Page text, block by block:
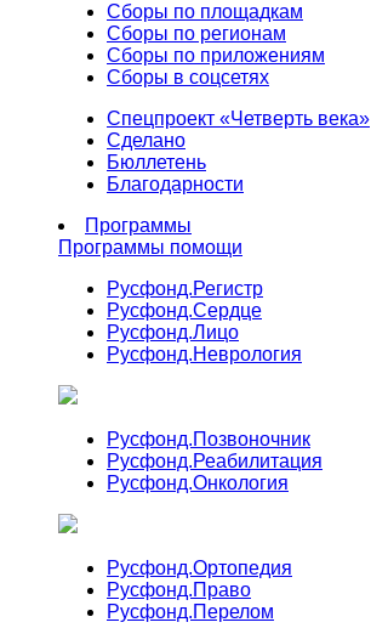
Сборы по площадкам
Сборы по регионам
Сборы по приложениям
Сборы в соцсетях
Спецпроект «Четверть века»
Сделано
Бюллетень
Благодарности
Программы
Программы помощи
Русфонд.Регистр
Русфонд.Сердце
Русфонд.Лицо
Русфонд.Неврология
Русфонд.Позвоночник
Русфонд.Реабилитация
Русфонд.Онкология
Русфонд.Ортопедия
Русфонд.Право
Русфонд.Перелом